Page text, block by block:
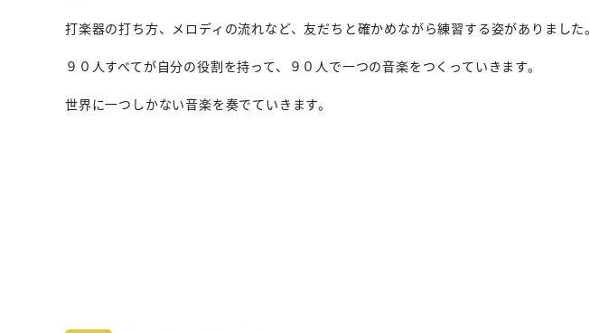
打楽器の打ち方、メロディの流れなど、友だちと確かめながら練習する姿がありました。
９０人すべてが自分の役割を持って、９０人で一つの音楽をつくっていきます。
世界に一つしかない音楽を奏でていきます。